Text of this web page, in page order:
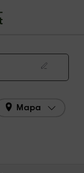
Mapa